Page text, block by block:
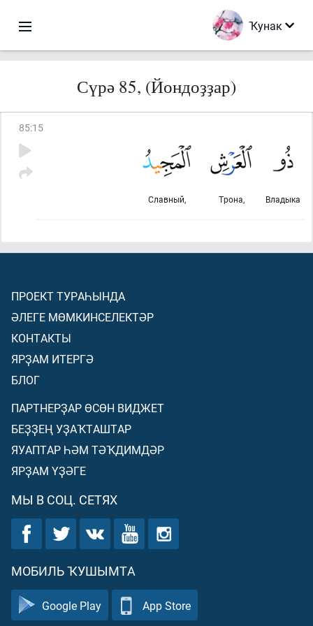
Ҡунак
Сүрә 85, (Йондоҙҙар)
85:15
Владыка
Трона,
Славный,
ПРОЕКТ ТУРАҺЫНДА
ӘЛЕГЕ МӨМКИНСЕЛЕКТӘР
КОНТАКТЫ
ЯРҘАМ ИТЕРГӘ
БЛОГ
ПАРТНЕРҘАР ӨСӨН ВИДЖЕТ
БЕҘҘЕҢ УҘАҠТАШТАР
ЯУАПТАР ҺӘМ ТӘҠДИМДӘР
ЯРҘАМ ҮҘӘГЕ
МЫ В СОЦ. СЕТЯХ
МОБИЛЬ ҠУШЫМТА
Google Play App Store